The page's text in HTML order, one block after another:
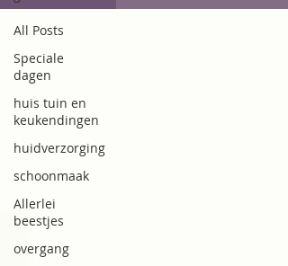
All Posts
Speciale
dagen
huis tuin en
keukendingen
huidverzorging
schoonmaak
Allerlei
beestjes
overgang